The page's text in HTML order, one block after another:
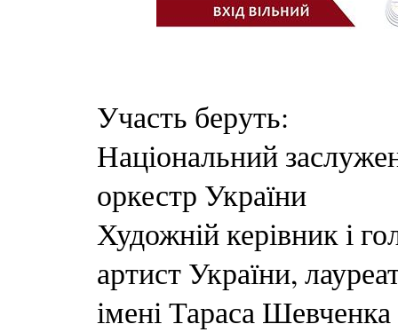
Участь беруть:
Національний
оркестр України
Художній керівник і
артист України,
імені Тараса